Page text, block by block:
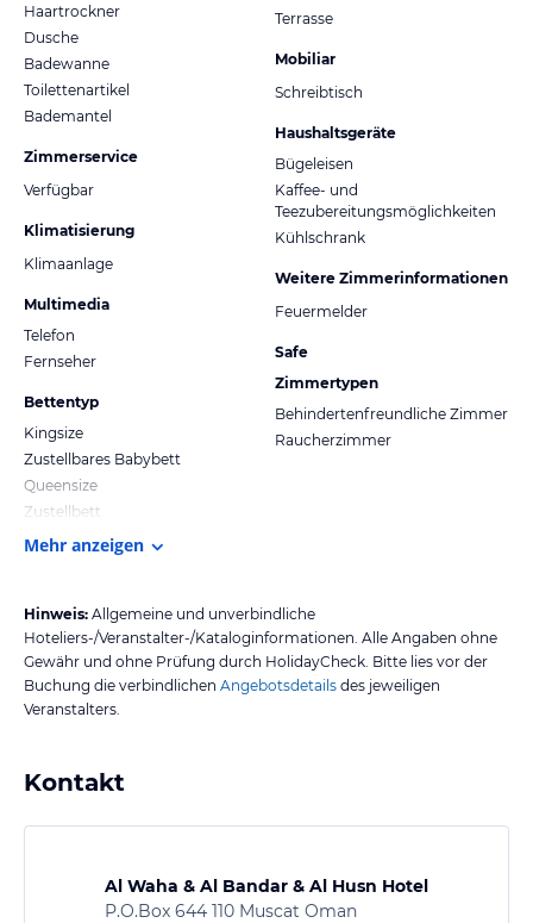
Haartrockner
Dusche
Badewanne
Toilettenartikel
Bademantel
Zimmerservice
Verfügbar
Klimatisierung
Klimaanlage
Multimedia
Telefon
Fernseher
Bettentyp
Kingsize
Zustellbares Babybett
Queensize
Zustellbett
Terrasse
Mobiliar
Schreibtisch
Haushaltsgeräte
Bügeleisen
Kaffee- und
Teezubereitungsmöglichkeiten
Kühlschrank
Weitere Zimmerinformationen
Feuermelder
Safe
Zimmertypen
Behindertenfreundliche Zimmer
Raucherzimmer
Mehr anzeigen
Hinweis: Allgemeine und unverbindliche
Hoteliers-/Veranstalter-/Kataloginformationen. Alle Angaben ohne
Gewähr und ohne Prüfung durch HolidayCheck. Bitte lies vor der
Buchung die verbindlichen Angebotsdetails des jeweiligen
Veranstalters.
Kontakt
Al Waha & Al Bandar & Al Husn Hotel
P.O.Box 644 110 Muscat Oman